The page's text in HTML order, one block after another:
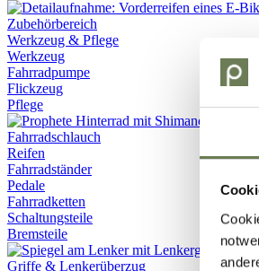
Werkzeug & Pflege
Werkzeug
Fahrradpumpe
Flickzeug
Pflege
Fahrradschlauch
Reifen
Fahrradständer
Pedale
Fahrradketten
Schaltungsteile
Bremsteile
Griffe & Lenkerüberzug